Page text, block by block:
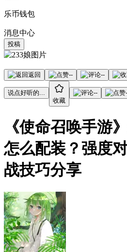
乐币钱包
消息中心
投稿
返回 -- --
说点好听的...
收藏
--
《使命召唤手游
怎么配装？强度
战技巧分享